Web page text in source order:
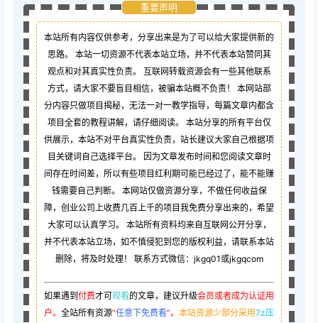
重要声明
本站所有内容仅供参考，分享出来是为了可以给大家提供新的
思路。 本站一切资源不代表本站立场，并不代表本站赞同其
观点和对其真实性负责。 互联网转载资源会有一些其他联系
方式，请大家不要盲目相信，被骗本站概不负责！ 本网站部
分内容只做项目揭秘，无法一对一教学指导，每篇文章内都含
项目全套的教程讲解，请仔细阅读。 本站分享的所有平台仅
供展示，本站不对平台真实性负责，站长建议大家自己根据项
目关键词自己选择平台。 因为文章发布时间和您阅读文章时
间存在时间差，所以有些项目红利期可能已经过了，能不能赚
钱需要自己判断。 本网站仅做资源分享，不做任何收益保
障，创业公司上收费几百上千的项目我免费分享出来的，希望
大家可以认真学习。 本站所有资料均来自互联网公开分享，
并不代表本站立场，如不慎侵犯到您的版权利益，请联系本站
删除，将及时处理！ 联系方式微信：jkgq01或jkgqcom
如果遇到 付费才可观看的文章，建议升级会员或者成为认证用
户。 全站所有资源“任意下免费看”。 本站资源少部分采用7z压